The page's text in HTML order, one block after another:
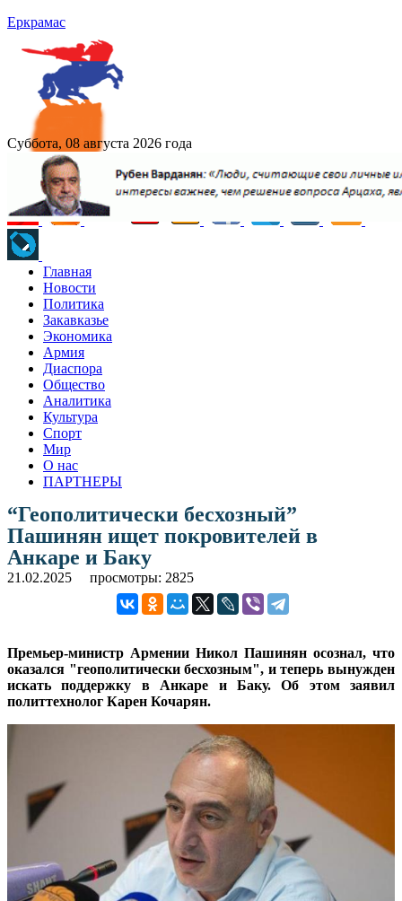
Еркрамас
Суббота, 08 августа 2026 года
Главная
Новости
Политика
Закавказье
Экономика
Армия
Диаспора
Общество
Аналитика
Культура
Спорт
Мир
О нас
ПАРТНЕРЫ
“Геополитически бесхозный”
Пашинян ищет покровителей в
Анкаре и Баку
21.02.2025 просмотры: 2825
Премьер-министр Армении Никол Пашинян осознал, что
оказался "геополитически бесхозным", и теперь вынужден
искать поддержку в Анкаре и Баку. Об этом заявил
политтехнолог Карен Кочарян.